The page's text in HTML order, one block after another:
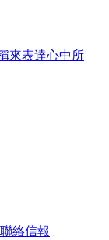
來表達心中所
聯絡信報